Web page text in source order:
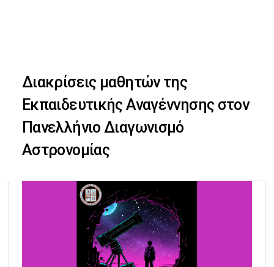
navigation
to
content
Διακρίσεις μαθητών της
Εκπαιδευτικής Αναγέννησης στον
Πανελλήνιο Διαγωνισμό
Αστρονομίας